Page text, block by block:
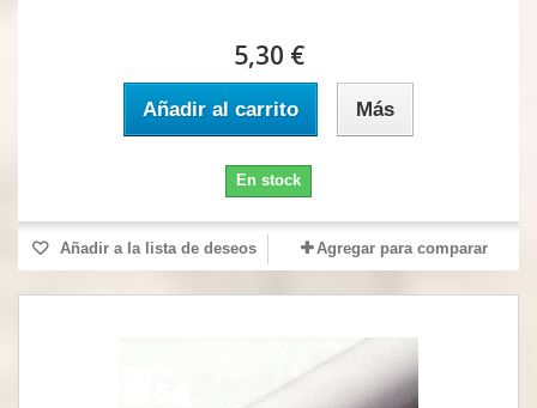
5,30 €
Añadir al carrito Más
En stock
Añadir a la lista de deseos Agregar para comparar